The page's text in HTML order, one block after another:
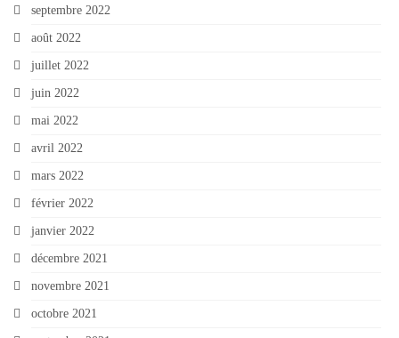
septembre 2022
août 2022
juillet 2022
juin 2022
mai 2022
avril 2022
mars 2022
février 2022
janvier 2022
décembre 2021
novembre 2021
octobre 2021